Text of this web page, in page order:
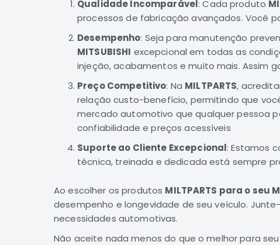
Qualidade Incomparável: Cada produto
processos de fabricação avançados. Você
Desempenho: Seja para manutenção
MITSUBISHI excepcional em todas as
injeção, acabamentos e muito mais. Assim
Preço Competitivo: Na MILTPARTS,
relação custo-benefício, permitindo que
mercado automotivo que qualquer pessoa
confiabilidade e preços acessíveis
Suporte ao Cliente Excepcional: Estamos
técnica, treinada e dedicada está sempre
Ao escolher os produtos MILTPARTS para o seu
desempenho e longevidade de seu veículo.
necessidades automotivas.
Não aceite nada menos do que o melhor para seu